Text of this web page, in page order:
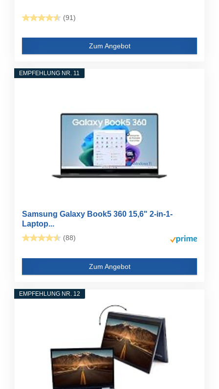
(91)
Zum Angebot
EMPFEHLUNG NR. 11
Samsung Galaxy Book5 360 15,6" 2-in-1-
Laptop...
(88)
Zum Angebot
EMPFEHLUNG NR. 12